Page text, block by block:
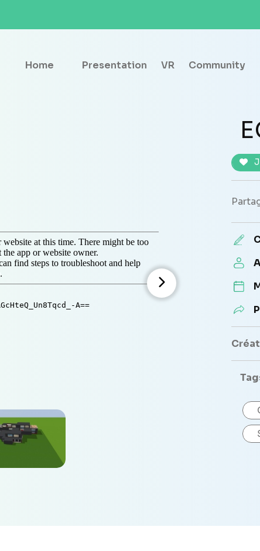
Home Presentation VR Community